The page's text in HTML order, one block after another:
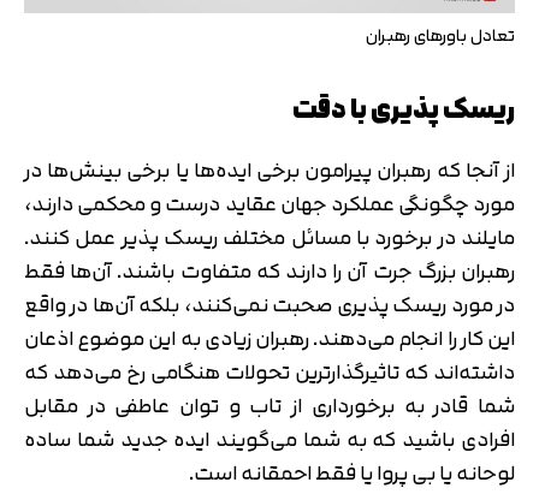
تعادل باورهای رهبران
ریسک پذیری با دقت
از آنجا که رهبران پیرامون برخی ایده‌ها یا برخی بینش‌ها در
مورد چگونگی عملکرد جهان عقاید درست و محکمی دارند،
مایلند در برخورد با مسائل مختلف ریسک پذیر عمل کنند.
رهبران بزرگ جرت آن را دارند که متفاوت باشند. آن‌ها فقط
در مورد ریسک پذیری صحبت نمی‌كنند، بلکه آن‌ها در واقع
این كار را انجام می‌دهند. رهبران زیادی به این موضوع اذعان
داشته‌اند که تاثیرگذارترین تحولات هنگامی رخ می‌دهد كه
شما قادر به برخورداری از تاب و توان عاطفی در مقابل
افرادی باشید که به شما می‌گویند ایده جدید شما ساده
لوحانه یا بی پروا یا فقط احمقانه است.